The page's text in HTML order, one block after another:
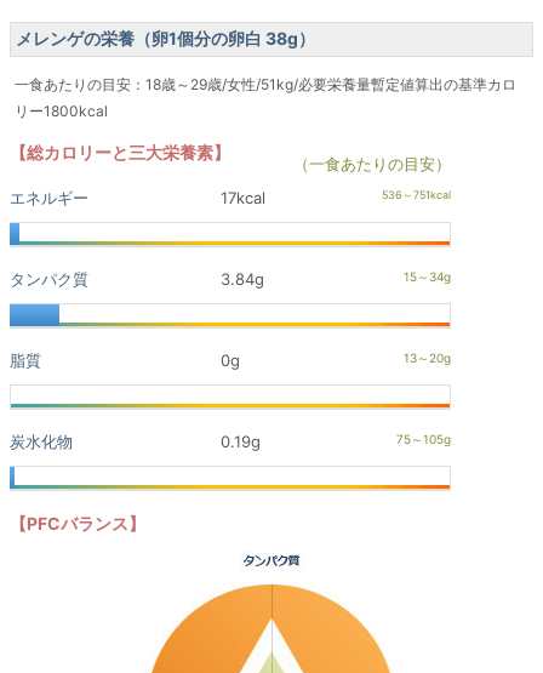
メレンゲの栄養（卵1個分の卵白 38g）
一食あたりの目安：18歳～29歳/女性/51kg/必要栄養量暫定値算出の基準カロ
リー1800kcal
【総カロリーと三大栄養素】
（一食あたりの目安）
エネルギー
17kcal
タンパク質 3.84g
脂質 0g
炭水化物 0.19g
【PFCバランス】